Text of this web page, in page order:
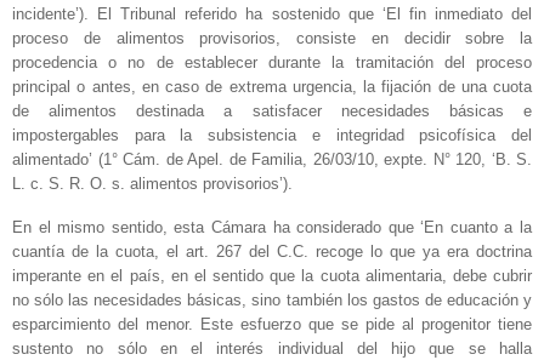
incidente’). El Tribunal referido ha sostenido que ‘El fin inmediato del
proceso de alimentos provisorios, consiste en decidir sobre la
procedencia o no de establecer durante la tramitación del proceso
principal o antes, en caso de extrema urgencia, la fijación de una cuota
de alimentos destinada a satisfacer necesidades básicas e
impostergables para la subsistencia e integridad psicofísica del
alimentado’ (1° Cám. de Apel. de Familia, 26/03/10, expte. N° 120, ‘B. S.
L. c. S. R. O. s. alimentos provisorios’).
En el mismo sentido, esta Cámara ha considerado que ‘En cuanto a la
cuantía de la cuota, el art. 267 del C.C. recoge lo que ya era doctrina
imperante en el país, en el sentido que la cuota alimentaria, debe cubrir
no sólo las necesidades básicas, sino también los gastos de educación y
esparcimiento del menor. Este esfuerzo que se pide al progenitor tiene
sustento no sólo en el interés individual del hijo que se halla